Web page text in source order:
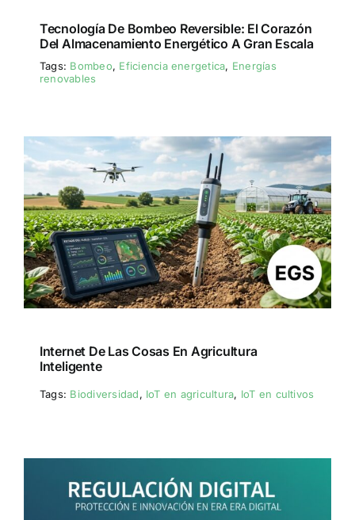
Tecnología De Bombeo Reversible: El Corazón
Del Almacenamiento Energético A Gran Escala
Tags: Bombeo, Eficiencia energetica, Energías
renovables
Internet De Las Cosas En Agricultura
Inteligente
Tags: Biodiversidad, IoT en agricultura, IoT en cultivos